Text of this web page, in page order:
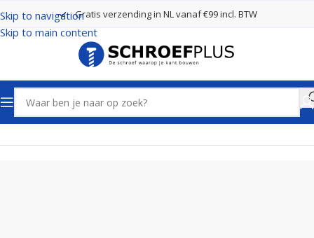
Skip to navigation
Skip to main content
Gratis verzending in NL vanaf €99 incl. BTW
Home Poort- en hekbeslag Grendels